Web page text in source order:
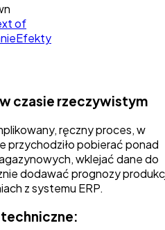
of
Efekty
czasie rzeczywistym
ręczny proces, w
przychodziło pobierać ponad
wklejać dane do
dodawać prognozy
z systemu ERP.